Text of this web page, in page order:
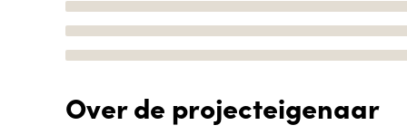
Over de projecteigenaar